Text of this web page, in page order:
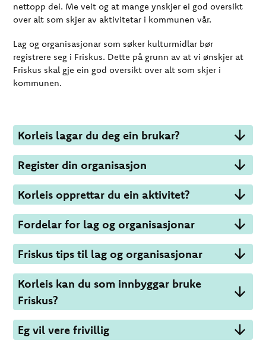
nettopp dei. Me veit og at mange ynskjer ei god oversikt
over alt som skjer av aktivitetar i kommunen vår.
Lag og organisasjonar som søker kulturmidlar bør
registrere seg i Friskus. Dette på grunn av at vi ønskjer at
Friskus skal gje ein god oversikt over alt som skjer i
kommunen.
Korleis lagar du deg ein brukar?
Register din organisasjon
Korleis opprettar du ein aktivitet?
Fordelar for lag og organisasjonar
Friskus tips til lag og organisasjonar
Korleis kan du som innbyggar bruke
Friskus?
Eg vil vere frivillig